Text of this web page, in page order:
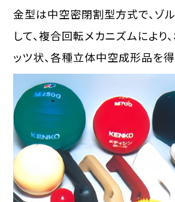
金型は中空密閉割型方式で、ゾ
して、複合回転メカニズムにより
ッツ状、各種立体中空成形品を得